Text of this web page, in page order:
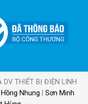
THIẾT BỊ ĐIỆN LINH
Nhung
Sơn Minh